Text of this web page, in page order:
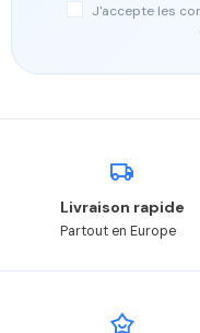
J'accepte les
Livraison rapide
Partout en Europe